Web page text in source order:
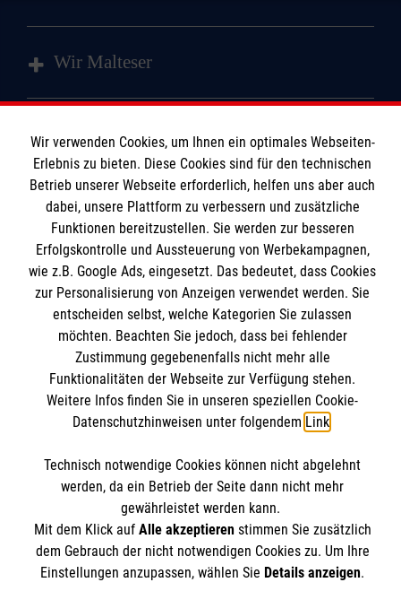
Wir Malteser
Angebote & Leistungen
Kursangebote
Mitarbeiten & Stellenangebote
Wir Malteser
Informationen
Kontakt
Impressum
Datenschutz
Malteser online
Malteserorden
Malteser Jugend
Malteser International
Mediathek
Spendenkonto
Empfänger: Malteser Hilfsdienst e.V.
IBAN: DE14 3706 0120 1201 2170 12
BIC: GENODED1PA7
Soziale Netzwerke
Der Malteser Hilfsdienst e.V. ist als eingetragene
gemeinnützige Organisation von der Körperschaft- und
Wir verwenden Cookies, um Ihnen ein optimales Webseiten-
Erlebnis zu bieten. Diese Cookies sind für den technischen
Betrieb unserer Webseite erforderlich, helfen uns aber auch
dabei, unsere Plattform zu verbessern und zusätzliche
Funktionen bereitzustellen. Sie werden zur besseren
Erfolgskontrolle und Aussteuerung von Werbekampagnen,
wie z.B. Google Ads, eingesetzt. Das bedeutet, dass Cookies
zur Personalisierung von Anzeigen verwendet werden. Sie
entscheiden selbst, welche Kategorien Sie zulassen
möchten. Beachten Sie jedoch, dass bei fehlender
Zustimmung gegebenenfalls nicht mehr alle
Funktionalitäten der Webseite zur Verfügung stehen.
Weitere Infos finden Sie in unseren speziellen Cookie-
Datenschutzhinweisen unter folgendem Link.
Technisch notwendige Cookies können nicht abgelehnt
werden, da ein Betrieb der Seite dann nicht mehr
gewährleistet werden kann.
Mit dem Klick auf Alle akzeptierenstimmen Sie zusätzlich
dem Gebrauch der nicht notwendigen Cookies zu. Um Ihre
Einstellungen anzupassen, wählen Sie Details anzeigen.